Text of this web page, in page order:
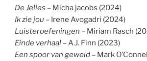
De Jelies – Micha jacobs (2024)
Ik zie jou – Irene Avogadri (2024)
Luisteroefeningen – Miriam Rasch
Einde verhaal – A.J. Finn (2023)
Een spoor van geweld – Mark